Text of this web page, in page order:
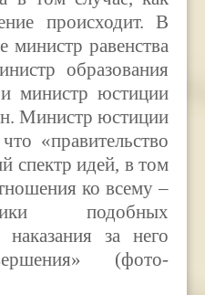
происходит. В
министр равенства
образования
министр юстиции
Министр юстиции
«правительство
спектр идей, в том
ко всему –
подобных
за него
(фото-